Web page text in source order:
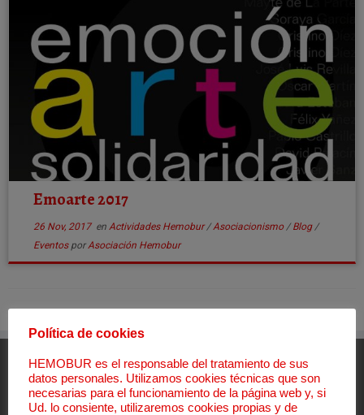
Emoarte 2017
26 Nov, 2017en Actividades Hemobur/Asociacionismo /Blog/
Eventos porAsociación Hemobur
Aviso Legal
Política de cookies
HEMOBUR es el responsable del tratamiento de sus
datos personales. Utilizamos cookies técnicas que son
necesarias para el funcionamiento de la página web y, si
Ud. lo consiente, utilizaremos cookies propias y de